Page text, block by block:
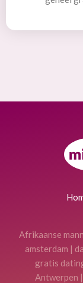
Afrikaanse
amsterdam |
gratis
Antwerpen |